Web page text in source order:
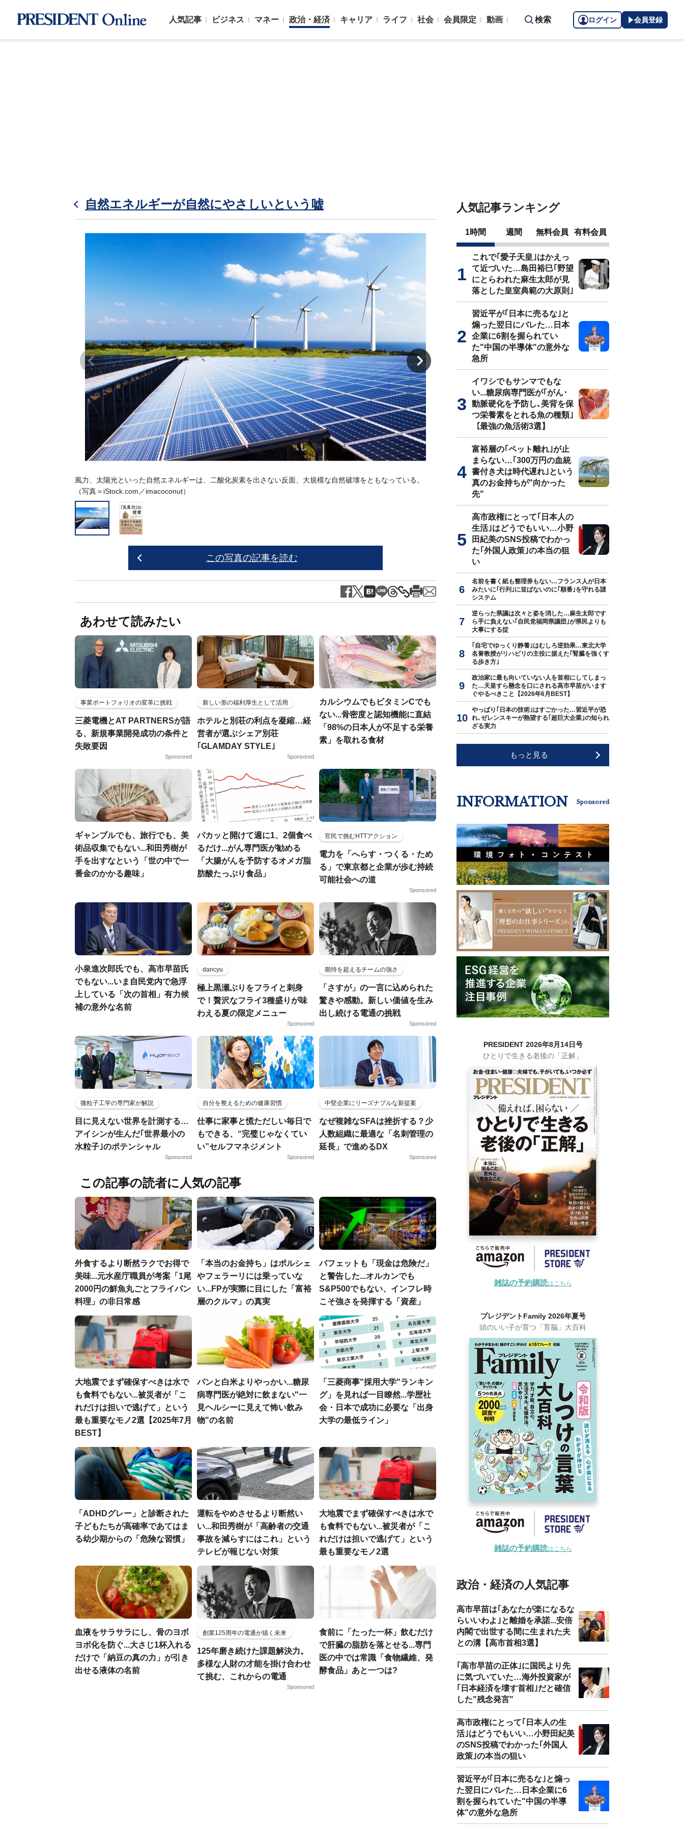
人気記事 ビジネス マネー 政治・経済 キャリア ライフ 社会 会員限定 動画 検索 ログイン 会員登録
自然エネルギーが自然にやさしいという嘘
風力、太陽光といった自然エネルギーは、二酸化炭素を出さない反面、大規模な自然破壊をともなっている。
（写真＝iStock.com／imacoconut）
『「先見力」の授業』（掛谷英紀著・かんき出版刊）
この写真の記事を読む
あわせて読みたい
事業ポートフォリオの変革に挑戦
三菱電機とAT PARTNERSが語
る、新規事業開発成功の条件と
失敗要因
Sponsored
新しい形の福利厚生として活用
ホテルと別荘の利点を凝縮…経
営者が選ぶシェア別荘
｢GLAMDAY STYLE｣
Sponsored
カルシウムでもビタミンCでも
ない...骨密度と認知機能に直結
「98%の日本人が不足する栄養
素」を取れる食材
ギャンブルでも、旅行でも、美
術品収集でもない...和田秀樹が
手を出すなという「世の中で一
番金のかかる趣味」
パカッと開けて週に1、2個食べ
るだけ...がん専門医が勧める
「大腸がんを予防するオメガ脂
肪酸たっぷり食品」
官民で挑むHTTアクション
電力を「へらす・つくる・ため
る」で東京都と企業が歩む持続
可能社会への道
Sponsored
小泉進次郎氏でも、高市早苗氏
でもない...いま自民党内で急浮
上している「次の首相」有力候
補の意外な名前
dancyu
極上黒瀬ぶりをフライと刺身
で！贅沢なフライ3種盛りが味
わえる夏の限定メニュー
Sponsored
期待を超えるチームの強さ
「さすが」の一言に込められた
驚きや感動。新しい価値を生み
出し続ける電通の挑戦
Sponsored
微粒子工学の専門家が解説
目に見えない世界を計測する…
アイシンが生んだ｢世界最小の
水粒子｣のポテンシャル
Sponsored
自分を整えるための健康習慣
仕事に家事と慌ただしい毎日で
もできる、“完璧じゃなくてい
い”セルフマネジメント
Sponsored
中堅企業にリーズナブルな新提案
なぜ複雑なSFAは挫折する？少
人数組織に最適な「名刺管理の
延長」で進めるDX
Sponsored
この記事の読者に人気の記事
外食するより断然ラクでお得で
美味...元水産庁職員が考案「1尾
2000円の鮮魚丸ごとフライパン
料理」の非日常感
「本当のお金持ち」はポルシェ
やフェラーリには乗っていな
い...FPが実際に目にした「富裕
層のクルマ」の真実
バフェットも「現金は危険だ」
と警告した...オルカンでも
S&P500でもない、インフレ時
こそ強さを発揮する「資産」
大地震でまず確保すべきは水で
も食料でもない...被災者が「こ
れだけは担いで逃げて」という
最も重要なモノ2選【2025年7月
BEST】
パンと白米よりやっかい...糖尿
病専門医が絶対に飲まない"一
見ヘルシーに見えて怖い飲み
物"の名前
「三菱商事"採用大学"ランキン
グ」を見れば一目瞭然...学歴社
会・日本で成功に必要な「出身
大学の最低ライン」
「ADHDグレー」と診断された
子どもたちが高確率であてはま
る幼少期からの「危険な習慣」
運転をやめさせるより断然い
い...和田秀樹が「高齢者の交通
事故を減らすにはこれ」という
テレビが報じない対策
大地震でまず確保すべきは水で
も食料でもない...被災者が「こ
れだけは担いで逃げて」という
最も重要なモノ2選
血液をサラサラにし、骨のヨボ
ヨボ化を防ぐ...大さじ1杯入れる
だけで「納豆の真の力」が引き
出せる液体の名前
創業125周年の電通が描く未来
125年磨き続けた課題解決力。
多様な人財の才能を掛け合わせ
て挑む、これからの電通
Sponsored
食前に「たった一杯」飲むだけ
で肝臓の脂肪を落とせる...専門
医の中では常識「食物繊維、発
酵食品」あと一つは?
人気記事ランキング
1時間 週間 無料会員 有料会員
これで｢愛子天皇｣はかえっ
て近づいた…島田裕巳｢野望
にとらわれた麻生太郎が見
落とした皇室典範の大原則｣
習近平が｢日本に売るな｣と
煽った翌日にバレた…日本
企業に6割を握られてい
た"中国の半導体"の意外な
急所
イワシでもサンマでもな
い...糖尿病専門医が｢がん･
動脈硬化を予防し､美背を保
つ栄養素をとれる魚の種類｣
【最強の魚活術3選】
富裕層の｢ペット離れ｣が止
まらない…｢300万円の血統
書付き犬は時代遅れ｣という
真のお金持ちが"向かった
先"
高市政権にとって｢日本人の
生活｣はどうでもいい…小野
田紀美のSNS投稿でわかっ
た｢外国人政策｣の本当の狙
い
名前を書く紙も整理券もない…フランス人が日本
みたいに｢行列｣に並ばないのに｢順番｣を守れる謎
システム
逆らった県議は次々と姿を消した…麻生太郎です
ら手に負えない｢自民党福岡県議団｣が県民よりも
大事にする掟
｢自宅でゆっくり静養｣はむしろ逆効果…東北大学
名誉教授がリハビリの主役に据えた｢腎臓を強くす
る歩き方｣
政治家に最も向いていない人を首相にしてしまっ
た…天皇すら懸念を口にされる高市早苗がいます
ぐやるべきこと【2026年6月BEST】
やっぱり｢日本の技術｣はすごかった…習近平が恐
れ､ゼレンスキーが熱望する｢超巨大企業｣の知られ
ざる実力
もっと見る
INFORMATION Sponsored
PRESIDENT 2026年8月14日号
ひとりで生きる老後の「正解」
雑誌の予約購読はこちら
プレジデントFamily 2026年夏号
頭のいい子が育つ「育脳」大百科
雑誌の予約購読はこちら
政治・経済の人気記事
高市早苗は｢あなたが楽になるな
らいいわよ｣と離婚を承諾...安倍
内閣で出世する間に生まれた夫
との溝【高市首相3選】
｢高市早苗の正体｣に国民より先
に気づいていた…海外投資家が
｢日本経済を壊す首相｣だと確信
した"残念発言"
高市政権にとって｢日本人の生
活｣はどうでもいい…小野田紀美
のSNS投稿でわかった｢外国人
政策｣の本当の狙い
習近平が｢日本に売るな｣と煽っ
た翌日にバレた…日本企業に6
割を握られていた"中国の半導
体"の意外な急所